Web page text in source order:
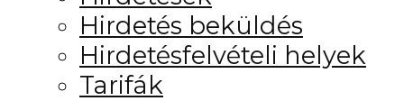
Hirdetés beküldés
Hirdetésfelvételi helyek
Tarifák